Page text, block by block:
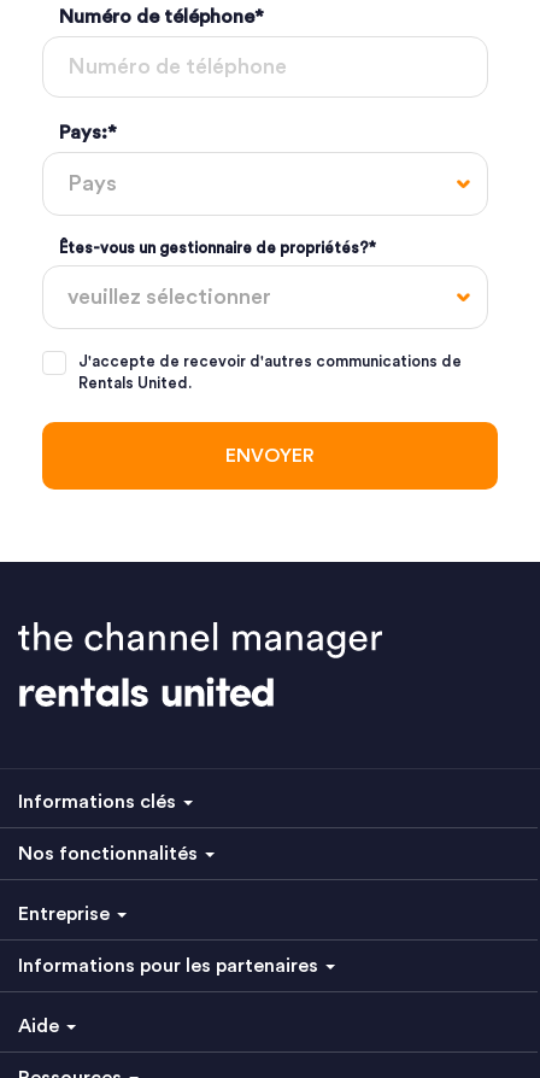
Numéro de téléphone*
Pays:*
Êtes-vous un gestionnaire de propriétés?*
J'accepte de recevoir d'autres communications de
Rentals United.
Informations clés
Nos fonctionnalités
Entreprise
Informations pour les partenaires
Aide